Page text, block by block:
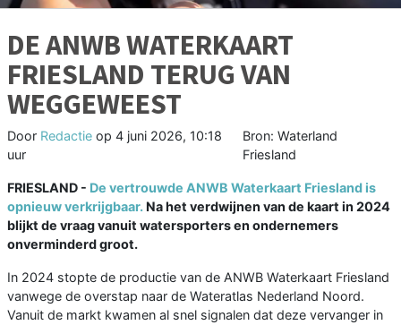
DE ANWB WATERKAART
FRIESLAND TERUG VAN
WEGGEWEEST
Door Redactie op 4 juni 2026, 10:18
uur
Bron: Waterland
Friesland
FRIESLAND - De vertrouwde ANWB Waterkaart Friesland is
opnieuw verkrijgbaar. Na het verdwijnen van de kaart in 2024
blijkt de vraag vanuit watersporters en ondernemers
onverminderd groot.
In 2024 stopte de productie van de ANWB Waterkaart Friesland
vanwege de overstap naar de Wateratlas Nederland Noord.
Vanuit de markt kwamen al snel signalen dat deze vervanger in